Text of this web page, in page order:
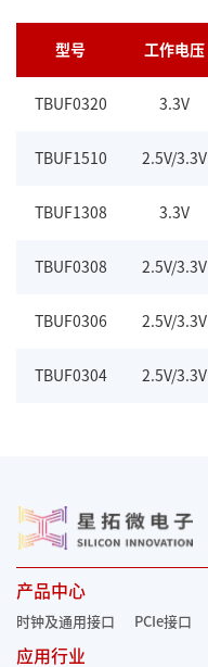
型号 工作电压
TBUF0320 3.3V
TBUF1510 2.5V/3.3V
TBUF1308 3.3V
TBUF0308 2.5V/3.3V
TBUF0306 2.5V/3.3V
TBUF0304 2.5V/3.3V
产品中心
时钟及通用接口 PCIe接口
应用行业